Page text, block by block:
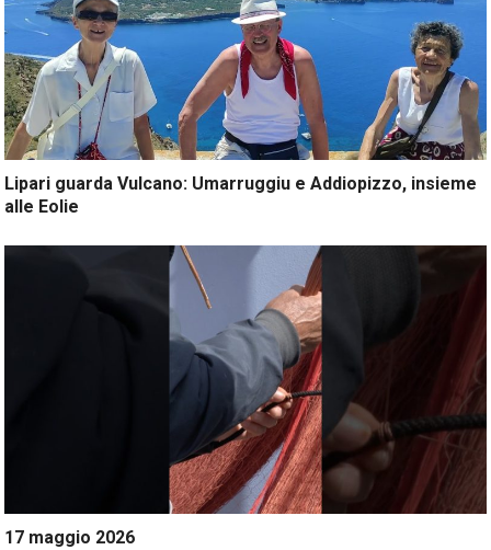
Lipari guarda Vulcano: Umarruggiu e Addiopizzo, insieme
alle Eolie
17 maggio 2026